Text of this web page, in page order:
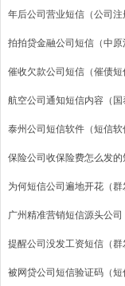
年后公司营业短信（公司注
拍拍贷金融公司短信（中原
催收欠款公司短信（催债短
航空公司通知短信内容（国
泰州公司短信软件（短信软
保险公司收保险费怎么发的
为何短信公司遍地开花（群
广州精准营销短信源头公司
提醒公司没发工资短信（群
被网贷公司短信验证码（短